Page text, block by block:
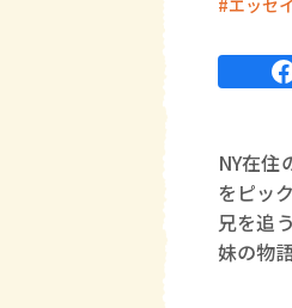
エッセイ
NY在住
をピッ
兄を追
妹の物